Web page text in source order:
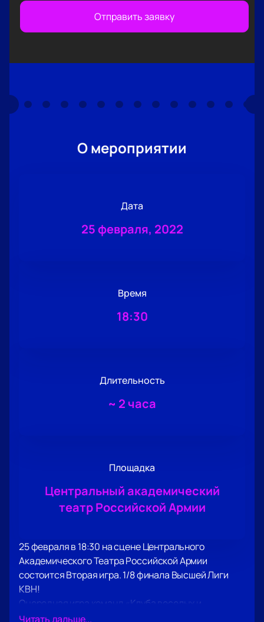
Отправить заявку
О мероприятии
Дата
25 февраля, 2022
Время
18:30
Длительность
~ 2 часа
Площадка
Центральный академический
театр Российской Армии
25 февраля в 18:30 на сцене Центрального
Академического Театра Российской Армии
состоится Вторая игра. 1/8 финала Высшей Лиги
КВН!
Очередная игра команд «Клуба веселых и
находчивых» подарит зрителям заряд позитива, а
Читать дальше...